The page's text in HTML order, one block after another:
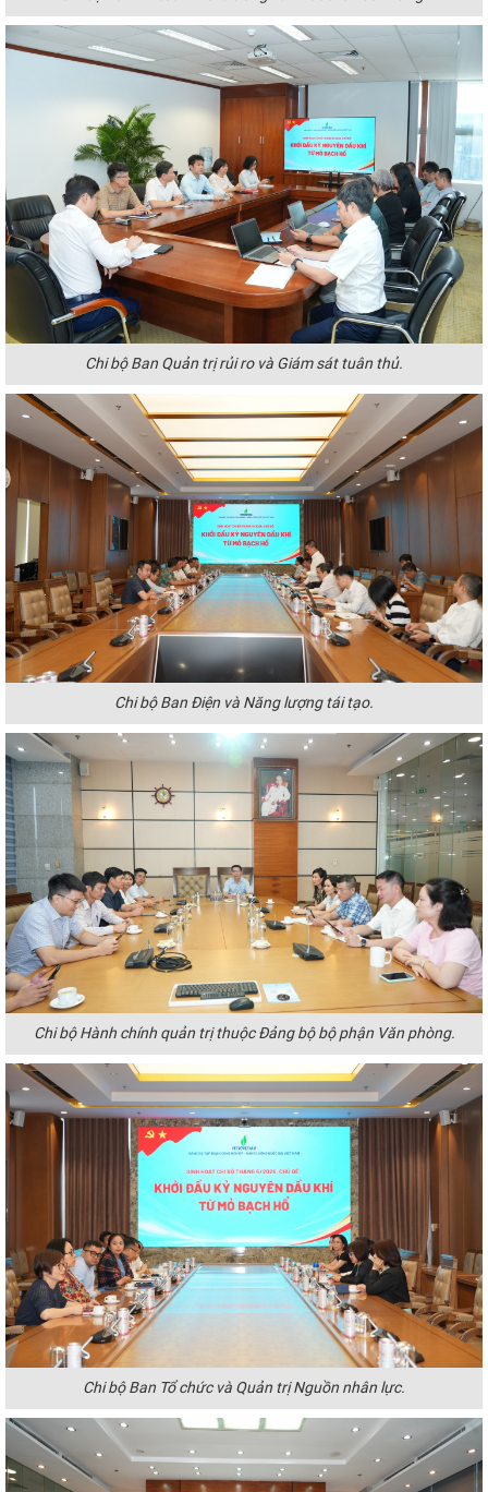
Chi bộ Ban Quản trị rủi ro và Giám sát tuân thủ.
Chi bộ Ban Điện và Năng lượng tái tạo.
Chi bộ Hành chính quản trị thuộc Đảng bộ bộ phận Văn phòng.
Chi bộ Ban Tổ chức và Quản trị Nguồn nhân lực.